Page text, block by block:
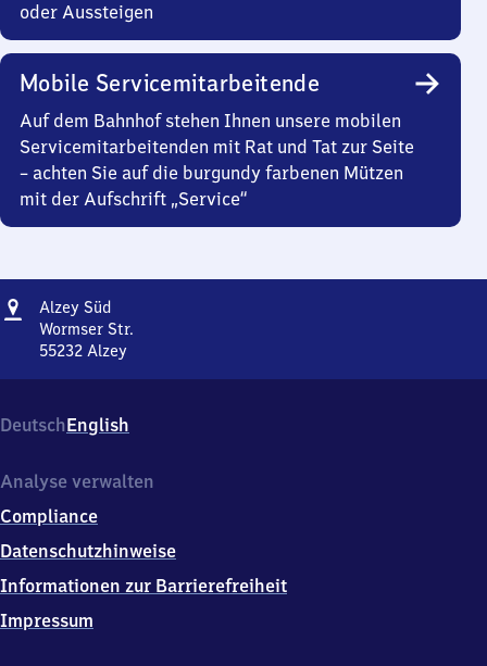
oder Aussteigen
Mobile Servicemitarbeitende
Auf dem Bahnhof stehen Ihnen unsere mobilen
Servicemitarbeitenden mit Rat und Tat zur Seite
– achten Sie auf die burgundy farbenen Mützen
mit der Aufschrift „Service“
Adresse
Alzey SüdAlzey
Süd
Wormser Str.
55232 Alzey
Wormser
Str.,
5
3
2
DeutschEnglish
Analyse verwalten
Compliance
Datenschutzhinweise
Informationen zur Barrierefreiheit
Impressum